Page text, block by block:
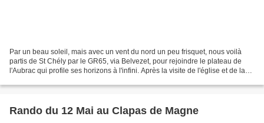
Par un beau soleil, mais avec un vent du nord un peu frisquet, nous voilà
partis de St Chély par le GR65, via Belvezet, pour rejoindre le plateau de
l'Aubrac qui profile ses horizons à l'infini. Après la visite de l'église et de la
Rando du 12 Mai au Clapas de Magne